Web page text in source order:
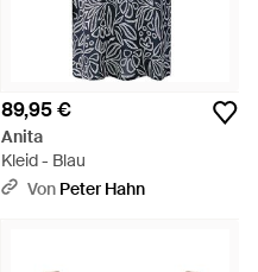
89,95 €
Anita
Kleid - Blau
Von Peter Hahn